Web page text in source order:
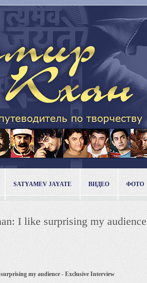
SATYAMEV JAYATE ВИДЕО ФОТО
I like surprising my audience
my audience - Exclusive Interview